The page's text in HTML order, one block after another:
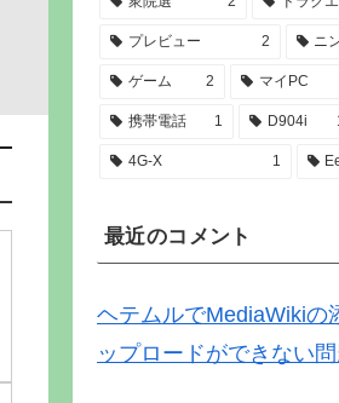
プレビュー 2 ニ
ゲーム 2 マイPC
携帯電話 1 D904i
4G-X 1
最近のコメント
ヘテムルでMediaWikiの
ップロードができない問